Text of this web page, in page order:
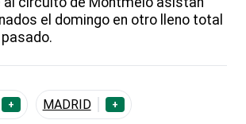
el domingo en otro lleno total
+ MADRID +